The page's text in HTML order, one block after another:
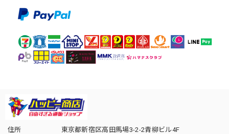
住所
東京都新宿区高田馬場3-2-2青柳ビル4F